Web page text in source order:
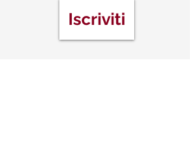
Iscriviti